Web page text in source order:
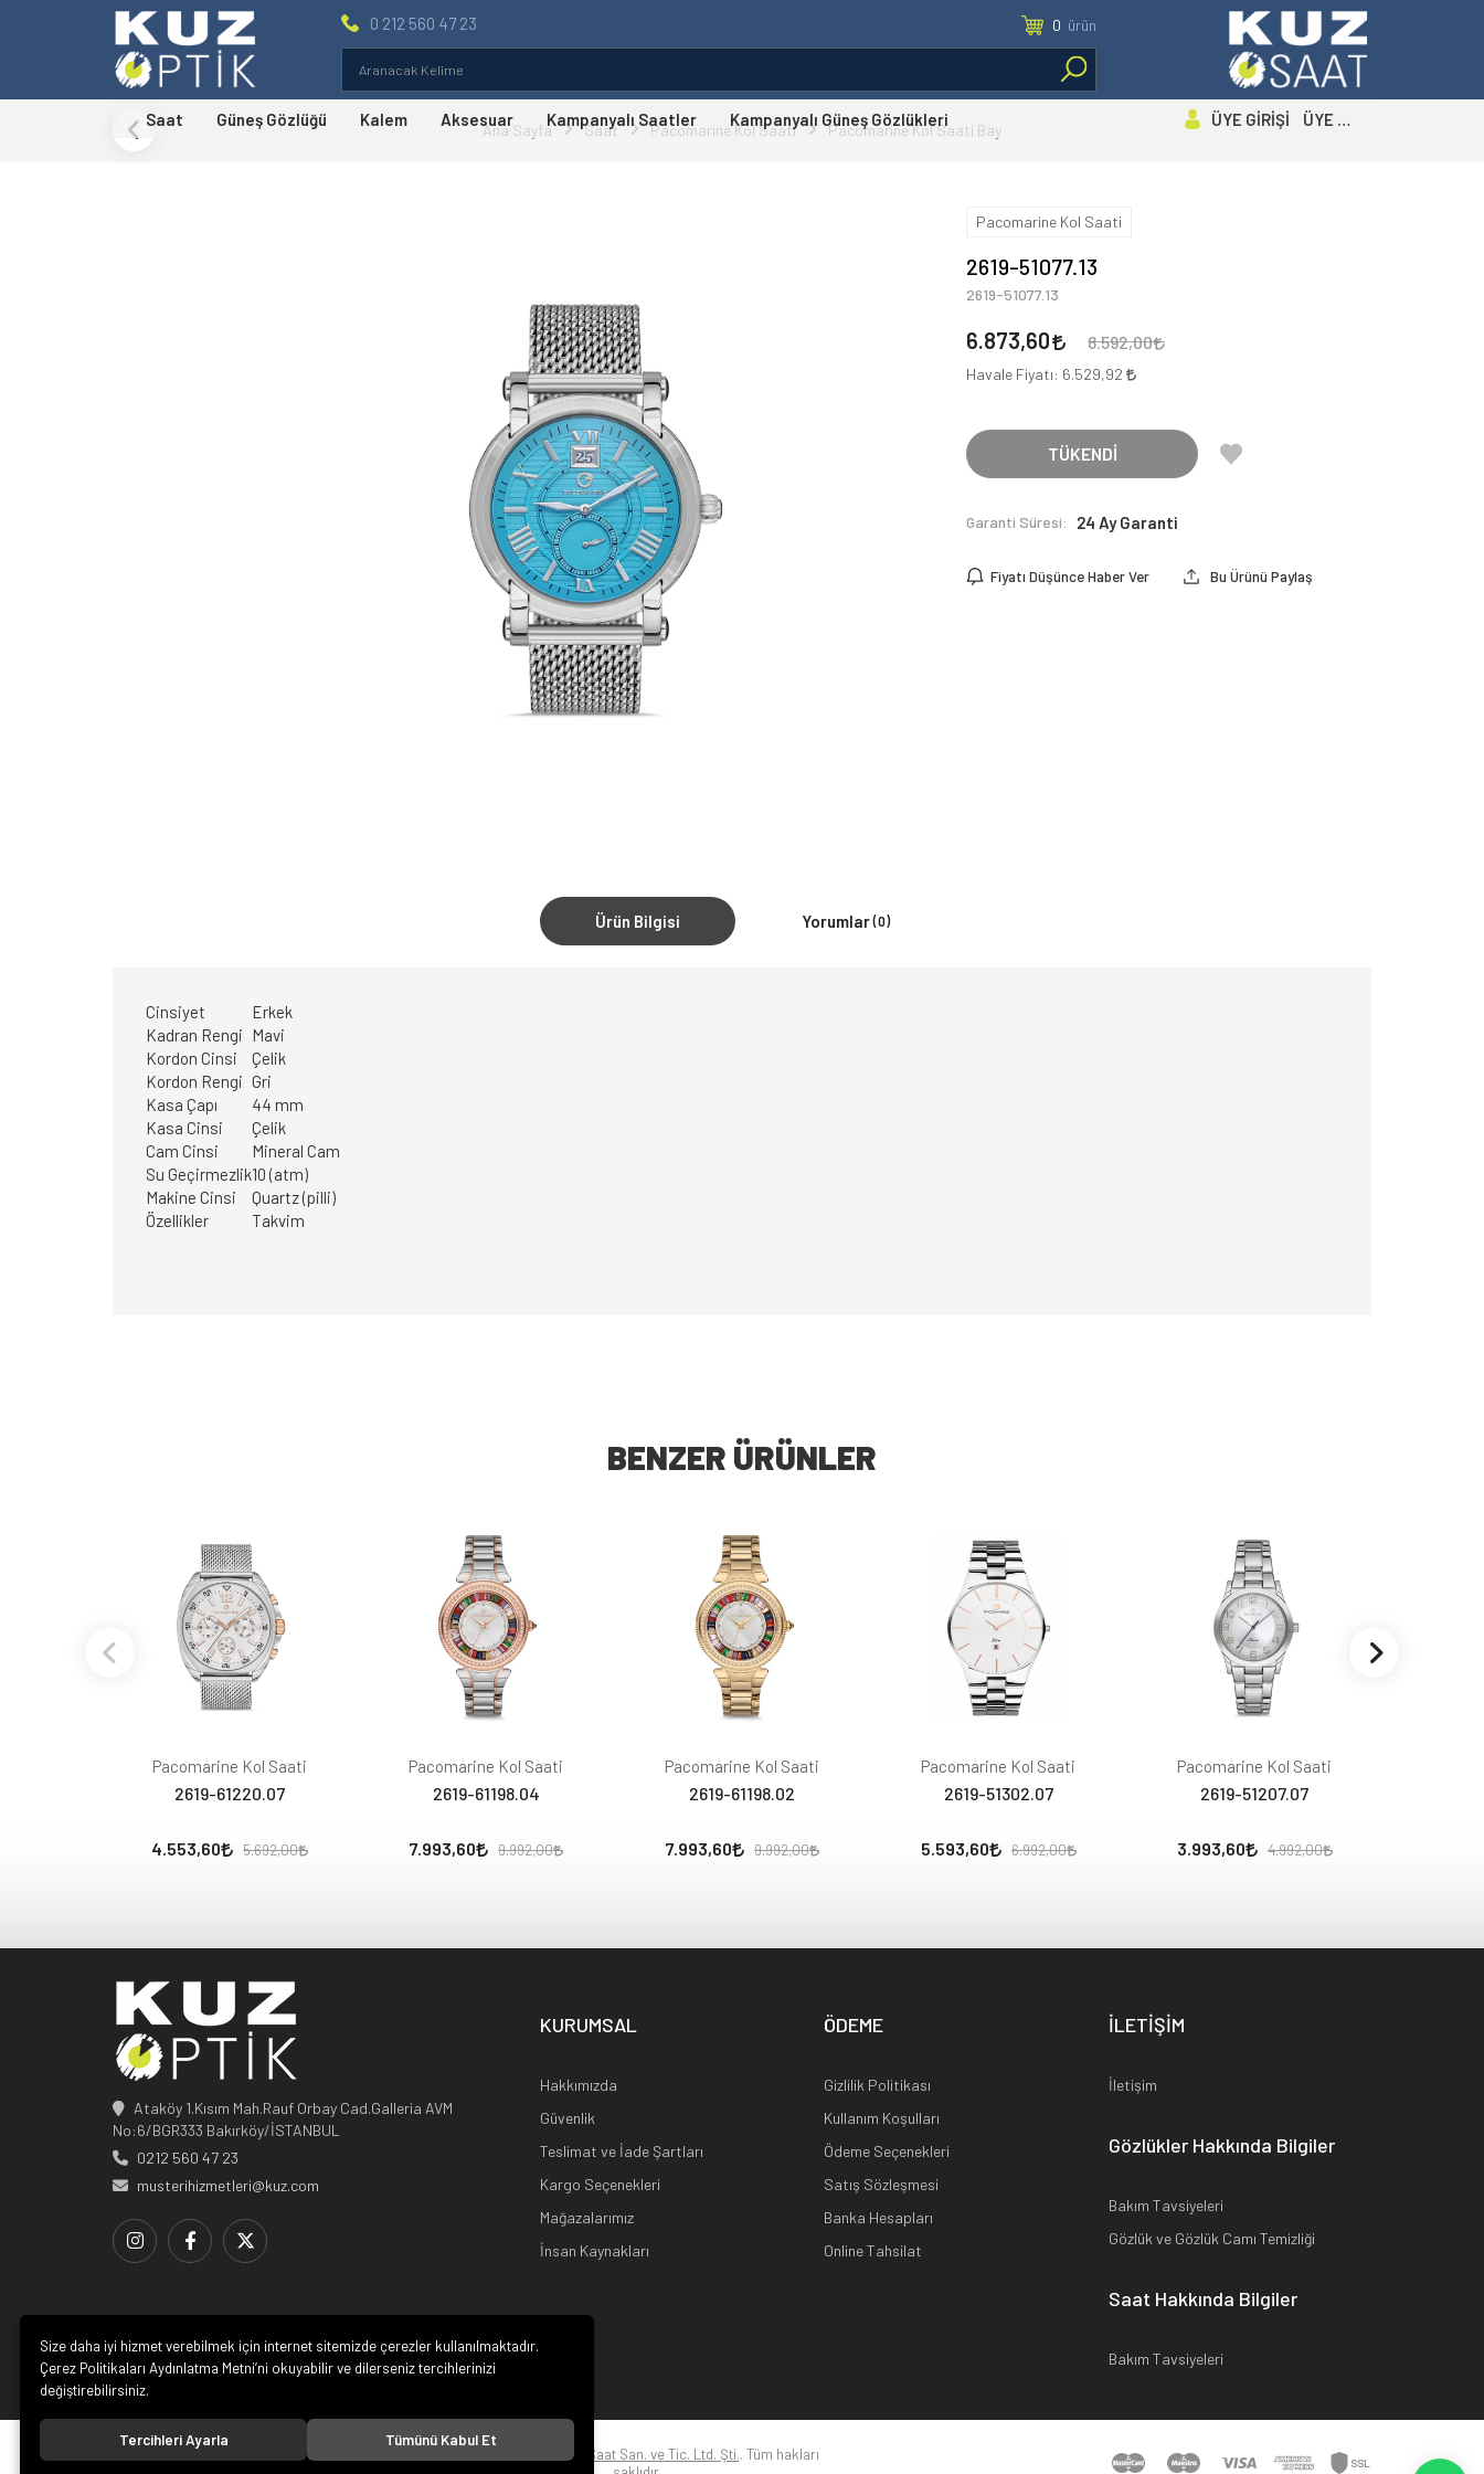
0 212 560 47 23 0 ürün
Saat Güneş Gözlüğü Kalem Aksesuar Kampanyalı Saatler Kampanyalı Güneş Gözlükleri ÜYE GİRİŞİ ÜYE OL
Ana Sayfa Saat Pacomarine Kol Saati Pacomarine Kol Saati Bay
Pacomarine Kol Saati
2619-51077.13
2619-51077.13
6.873,60 8.592,00
Havale Fiyatı: 6.529,92
TÜKENDİ
Garanti Süresi: 24 Ay Garanti
Fiyatı Düşünce Haber Ver Bu Ürünü Paylaş
Ürün Bilgisi Yorumlar(0)
Cinsiyet
Erkek
Kadran Rengi Mavi
Kordon Cinsi
Çelik
Kordon Rengi Gri
Kasa Çapı
44 mm
Kasa Cinsi
Çelik
Cam Cinsi
Mineral Cam
Su Geçirmezlik10 (atm)
Makine Cinsi
Quartz (pilli)
Özellikler
Takvim
BENZER ÜRÜNLER
Pacomarine Kol Saati
2619-61220.07
4.553,60 5.692,00
Pacomarine Kol Saati
2619-61198.04
7.993,60 9.992,00
Pacomarine Kol Saati
2619-61198.02
7.993,60 9.992,00
Pacomarine Kol Saati
2619-51302.07
5.593,60 6.992,00
Pacomarine Kol Saati
2619-51207.07
3.993,60 4.992,00
Ataköy 1.Kısım Mah.Rauf Orbay Cad.Galleria AVM
No:6/BGR333 Bakırköy/İSTANBUL
0212 560 47 23
musterihizmetleri@kuz.com
KURUMSAL
Hakkımızda
Güvenlik
Teslimat ve İade Şartları
Kargo Seçenekleri
Mağazalarımız
İnsan Kaynakları
ÖDEME
Gizlilik Politikası
Kullanım Koşulları
Ödeme Seçenekleri
Satış Sözleşmesi
Banka Hesapları
Online Tahsilat
İLETİŞİM
İletişim
Gözlükler Hakkında Bilgiler
Bakım Tavsiyeleri
Gözlük ve Gözlük Camı Temizliği
Saat Hakkında Bilgiler
Bakım Tavsiyeleri
Kuz Optik ve Saat San. ve Tic. Ltd. Şti.. Tüm hakları
Size daha iyi hizmet verebilmek için internet sitemizde çerezler kullanılmaktadır.
Çerez Politikaları Aydınlatma Metni’ni okuyabilir ve dilerseniz tercihlerinizi
değiştirebilirsiniz.
Tercihleri Ayarla Tümünü Kabul Et